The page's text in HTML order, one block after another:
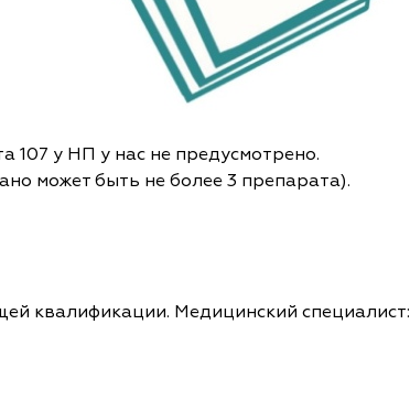
107 у НП у нас не предусмотрено.
может быть не более 3 препарата).
квалификации. Медицинский специалист: